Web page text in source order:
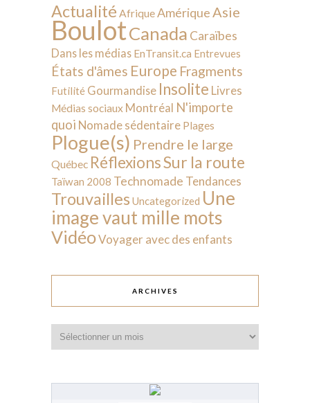
Actualité AfriqueAmérique Asie
BoulotCanada Caraïbes
Dans les médias EnTransit.ca Entrevues
États d'âmes Europe Fragments
Futilité Gourmandise Insolite Livres
Médias sociaux Montréal N'importe
quoi Nomade sédentaire Plages
Plogue(s) Prendre le large
Québec RéflexionsSur la route
Taïwan 2008 Technomade Tendances
Trouvailles Uncategorized Une
image vaut mille mots
VidéoVoyager avec des enfants
ARCHIVES